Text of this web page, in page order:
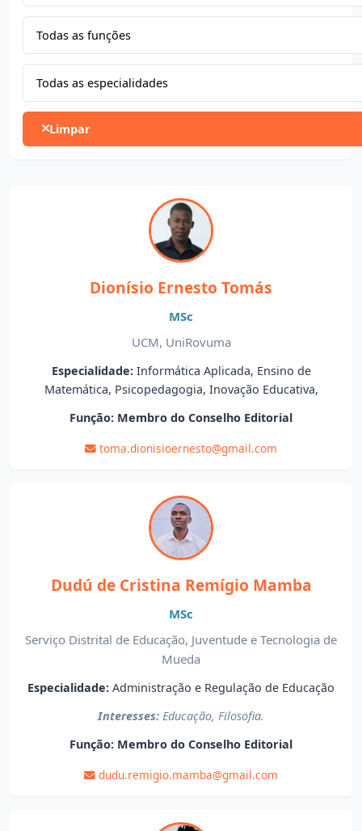
Limpar
Dionísio Ernesto Tomás
MSc
UCM, UniRovuma
Especialidade:Informática Aplicada, Ensino de
Matemática, Psicopedagogia, Inovação Educativa,
Função: Membro do Conselho Editorial
toma.dionisioernesto@gmail.com
Dudú de Cristina Remígio Mamba
MSc
Serviço Distrital de Educação, Juventude e Tecnologia de
Mueda
Especialidade: Administração e Regulação de Educação
Interesses: Educação, Filosofia.
Função: Membro do Conselho Editorial
dudu.remigio.mamba@gmail.com